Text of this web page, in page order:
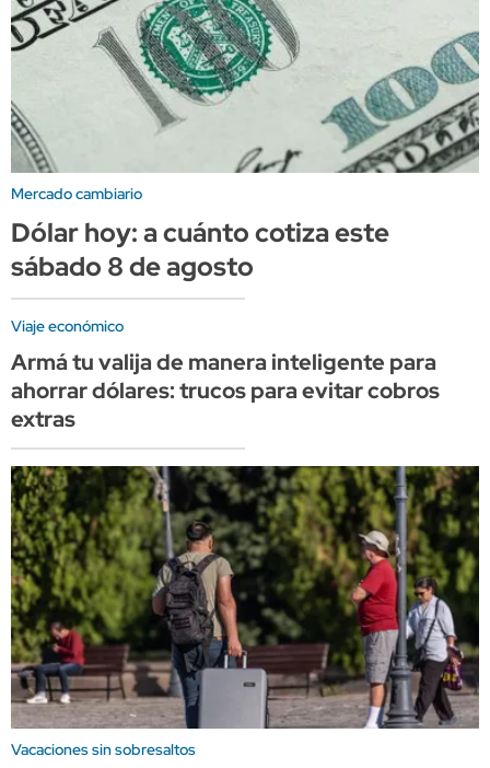
Mercado cambiario
Dólar hoy: a cuánto cotiza este
sábado 8 de agosto
Viaje económico
Armá tu valija de manera inteligente para
ahorrar dólares: trucos para evitar cobros
extras
Vacaciones sin sobresaltos